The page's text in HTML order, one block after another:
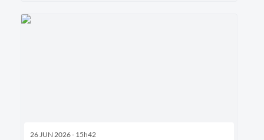
26 JUN 2026 - 15h42